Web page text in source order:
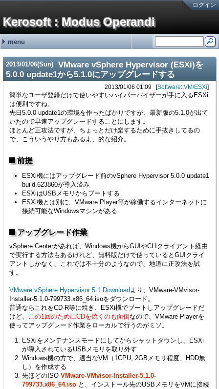
ログイン
Kerosoft : Modus Operandi
menu
最近の記事
#251:
SONYの無線ノイキャンヘッドホン WH-1000XM3の延命措置 (06/19)
#250:
ディスプレイの入力切替イベントを拾う方法メモ (12/31)
#249:
無停電電源装置(UPS)の鉛バッテリーを無料で処分する方法 (10/01)
#248:
アメリカ現地番号のAT&T SIMカードを日本で準備していく方法
#247:
古のRaspberry Piを使ったお手軽デジタルサイネージ (01/31)
最近のコメント
霧ヶ峰REMOTEの機器登録バグの回避方法 金曜が大好きなOL
brother製スキャンツールControlCenter4を直接起動する方法 hy
霧ヶ峰REMOTEの機器登録バグの回避方法 せつこ
霧ヶ峰REMOTEの機器登録バグの回避方法 nn
霧ヶ峰REMOTEの機器登録バグの回避方法 n
タグNetService (15)
adiary (5)
Google (1)
ValueDomain (2)
Sakura (1)
Software (176)
Windows (95)
Macintosh (5)
Linux (69)
VM/ESXi (6)
Languages (13)
Java (2)
Perl (7)
C# (2)
CSS (1)
JavaScript (1)
Hardware (46)
PC (8)
VAIO (7)
Phone (8)
Printer (4)
NAS (1)
HDDRecorder (1)
CarNavi (1)
NetworkSwitch (8)
Raspberry Pi (2)
ThinkPad (2)
Appliances (3)
Mobile (4)
(none) (2)
2013/01/06(Sun)
VMware vSphere Hypervisor (ESXi)を
5.0.0 update1から5.1.0にアップグレードする
2013/01/06 01:09 Software::VM/ESXi
簡単なユーザ登録だけで使いやすいハイパーバイザーが手に入るESXi
は便利ですね。
先日5.0.0 update1の環境を作ったばかりですが、最新版の5.1.0が出て
いたので早速アップグレードすることにします。
ほとんど正攻法ですが、ちょっとだけ楽するために手抜きしてるの
で、こういうやり方もあるよ、的な紹介。
前提
ESXi機にはアップグレード前のvSphere Hypervisor 5.0.0 update1
build.623860が導入済み
ESXiはUSBメモリからブートする
ESXi機とは別に、VMware Player等が稼働するインターネットに
接続可能なWindowsマシンがある
アップグレード作業
vSphere Centerがあれば、Windows機からGUIやCLIクライアント経由
で実行する方法もあるけれど、無料版だけで使っているとGUIクライ
アントしかなく、これでは不十分のようなので、地道に正攻法を試
す。
VMware vSphere Hypervisor 5.1 Download より、VMware-VMvisor-
Installer-5.1.0-799733.x86_64.isoをダウンロード。
普通ならこれをCD-R等に焼き、ESXi機でブートしアップグレードだ
けど、
この1回のためにCDを焼くのも面倒なので、VMware Playerを
使ってアップグレード作業をローカルで行うのがミソ。
ESXiをメンテナンスモードにしてからシャットダウンし、ESXi
が導入されているUSBメモリを取り外す
Windows機の方で、適当なVM（1CPU, 2GBメモリ程度、HDD無
し）を作成する
先ほどのISOVMware-VMvisor-Installer-5.1.0-
799733.x86_64.iso と、インストール先のUSBメモリをVMに接続